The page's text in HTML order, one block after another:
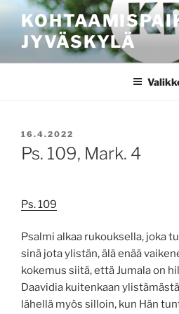
sisältöön
JYVÄSKYLÄ
JULKAISTU
16.4.2022
Ps. 109, Mark. 4
Ps. 109
Psalmi alkaa rukouksella, joka
sinä jota ylistän, älä enää
kokemus siitä, että Jumala on
Daavidia kuitenkaan
lähellä myös silloin, kun Hän